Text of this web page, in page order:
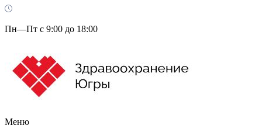
Пн—Пт с 9:00 до 18:00
Меню